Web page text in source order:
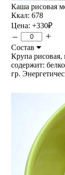
Каша рисовая
Ккал: 678
Цена: +330₽
– +
Состав
Крупа
содержит:
гр.